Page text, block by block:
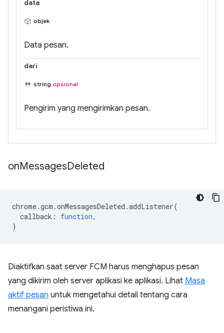
data
objek
Data pesan.
dari
string opsional
Pengirim yang mengirimkan pesan.
onMessagesDeleted
chrome.gcm .onMessagesDeleted .addListener(
callback : function,
)
Diaktifkan saat server FCM harus menghapus pesan
yang dikirim oleh server aplikasi ke aplikasi. Lihat Masa
aktif pesan untuk mengetahui detail tentang cara
menangani peristiwa ini.